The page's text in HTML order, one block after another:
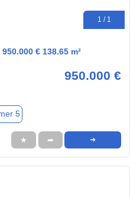
1 / 1
€ 138.65 m²
950.000 €
5
★ ➦ ➜